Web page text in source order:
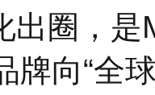
出圈，
牌向“全